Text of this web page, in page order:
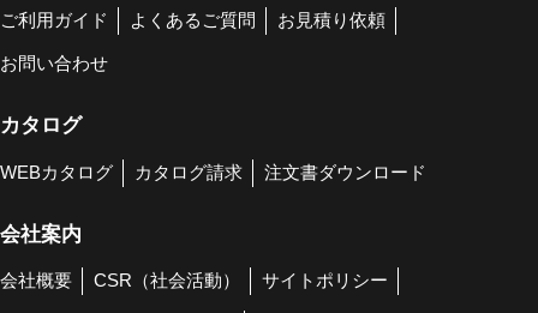
ご利用ガイド よくあるご質問 お見積り依頼
お問い合わせ
カタログ
WEBカタログ カタログ請求 注文書ダウンロード
会社案内
会社概要 CSR（社会活動） サイトポリシー